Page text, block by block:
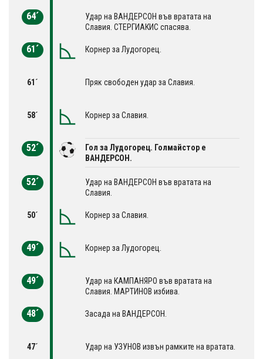
64´
Удар на ВАНДЕРСОН във вратата на
Славия. СТЕРГИАКИС спасява.
61´ Корнер за Лудогорец.
61´ Пряк свободен удар за Славия.
58´ Корнер за Славия.
52´
Гол за Лудогорец. Голмайстор е
ВАНДЕРСОН.
52´
Удар на ВАНДЕРСОН във вратата на
Славия.
50´ Корнер за Славия.
49´ Корнер за Лудогорец.
49´
Удар на КАМПАНЯРО във вратата на
Славия. МАРТИНОВ избива.
48´ Засада на ВАНДЕРСОН.
47´ Удар на УЗУНОВ извън рамките на вратата.